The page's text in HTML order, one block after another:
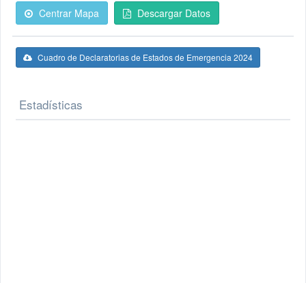
Centrar Mapa Descargar Datos
Cuadro de Declaratorias de Estados de Emergencia 2024
Estadísticas